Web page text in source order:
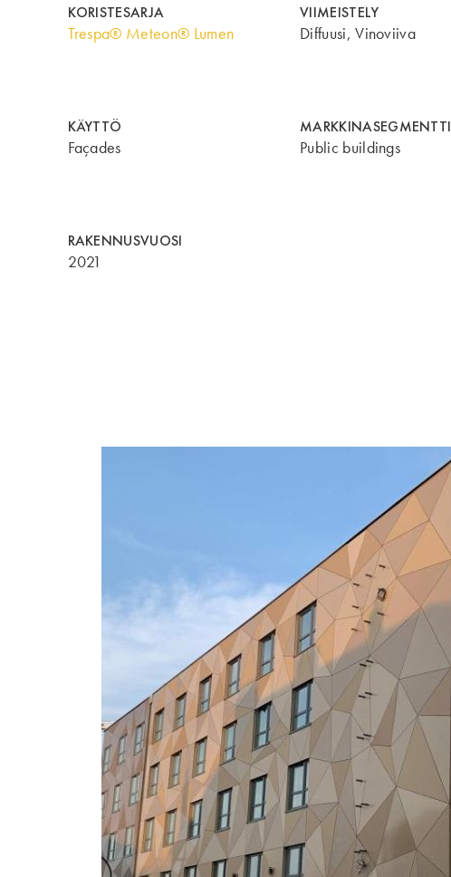
KORISTESARJA
Trespa® Meteon® Lumen
VIIMEISTELY
Diffuusi, Vinoviiva
KÄYTTÖ
Façades
MARKKINASEGMENTTI
Public buildings
RAKENNUSVUOSI
2021